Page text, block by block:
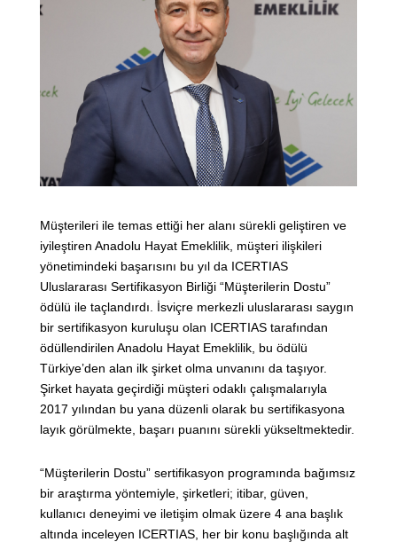
Müşterileri ile temas ettiği her alanı sürekli geliştiren ve
iyileştiren Anadolu Hayat Emeklilik, müşteri ilişkileri
yönetimindeki başarısını bu yıl da ICERTIAS
Uluslararası Sertifikasyon Birliği “Müşterilerin Dostu”
ödülü ile taçlandırdı. İsviçre merkezli uluslararası saygın
bir sertifikasyon kuruluşu olan ICERTIAS tarafından
ödüllendirilen Anadolu Hayat Emeklilik, bu ödülü
Türkiye’den alan ilk şirket olma unvanını da taşıyor.
Şirket hayata geçirdiği müşteri odaklı çalışmalarıyla
2017 yılından bu yana düzenli olarak bu sertifikasyona
layık görülmekte, başarı puanını sürekli yükseltmektedir.
“Müşterilerin Dostu” sertifikasyon programında bağımsız
bir araştırma yöntemiyle, şirketleri; itibar, güven,
kullanıcı deneyimi ve iletişim olmak üzere 4 ana başlık
altında inceleyen ICERTIAS, her bir konu başlığında alt